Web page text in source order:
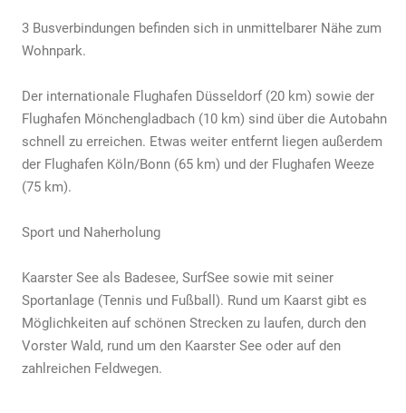
3 Busverbindungen befinden sich in unmittelbarer Nähe zum
Wohnpark.
Der internationale Flughafen Düsseldorf (20 km) sowie der
Flughafen Mönchengladbach (10 km) sind über die Autobahn
schnell zu erreichen. Etwas weiter entfernt liegen außerdem
der Flughafen Köln­/Bonn (65 km) und der Flughafen Weeze
(75 km).
Sport und Naherholung
Kaarster See als Badesee, Surf­See sowie mit seiner
Sportanlage (Tennis und Fußball). Rund um Kaarst gibt es
Möglichkeiten auf schönen Strecken zu laufen, durch den
Vorster Wald, rund um den Kaarster See oder auf den
zahlreichen Feldwegen.